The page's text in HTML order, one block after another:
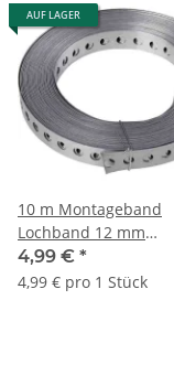
AUF LAGER
10 m Montageband
Lochband 12 mm
silber/grau verzinkt -
4,99 € *
4,99 € pro 1 Stück